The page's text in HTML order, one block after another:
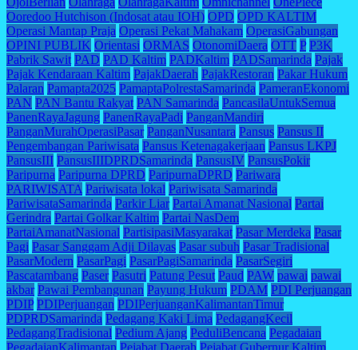
Ooredoo Hutchison (Indosat atau IOH) OPD OPD KALTIM
Operasi Mantap Praja Operasi Pekat Mahakam OperasiGabungan
OPINI PUBLIK Orientasi ORMAS OtonomiDaera OTT P P3K
Pabrik Sawit PAD PAD Kaltim PADKaltim PADSamarinda Pajak
Pajak Kendaraan Kaltim PajakDaerah PajakRestoran Pakar Hukum
Palaran Pamapta2025 PamaptaPolrestaSamarinda PameranEkonomi
PAN PAN Bantu Rakyat PAN Samarinda PancasilaUntukSemua
PanenRayaJagung PanenRayaPadi PanganMandiri
PanganMurahOperasiPasar PanganNusantara Pansus Pansus II
Pengembangan Pariwisata Pansus Ketenagakerjaan Pansus LKPJ
PansusIII PansusIIIDPRDSamarinda PansusIV PansusPokir
Paripurna Paripurna DPRD ParipurnaDPRD Pariwara
PARIWISATA Pariwisata lokal Pariwisata Samarinda
PariwisataSamarinda Parkir Liar Partai Amanat Nasional Partai
Gerindra Partai Golkar Kaltim Partai NasDem
PartaiAmanatNasional PartisipasiMasyarakat Pasar Merdeka Pasar
Pagi Pasar Sanggam Adji Dilayas Pasar subuh Pasar Tradisional
PasarModern PasarPagi PasarPagiSamarinda PasarSegiri
Pascatambang Paser Pasutri Patung Pesut Paud PAW pawai pawai
akbar Pawai Pembangunan Payung Hukum PDAM PDI Perjuangan
PDIP PDIPerjuangan PDIPerjuanganKalimantanTimur
PDPRDSamarinda Pedagang Kaki Lima PedagangKecil
PedagangTradisional Pedium Ajang PeduliBencana Pegadaian
PegadaianKalimantan Pejabat Daerah Pejabat Gubernur Kaltim